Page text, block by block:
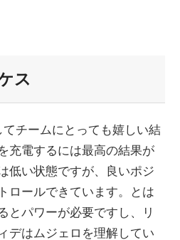
ス
てチームにとっても嬉しい結
充電するには最高の結果が
低い状態ですが、良いポジ
ロールできています。とは
とパワーが必要ですし、リ
デはムジェロを理解してい